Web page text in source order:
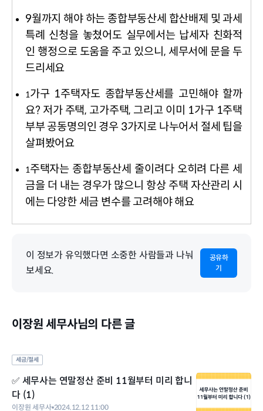
9월까지 해야 하는 종합부동산세 합산배제 및 과세
특례 신청을 놓쳤어도 실무에서는 납세자 친화적
인 행정으로 도움을 주고 있으니 , 세무서에 문을 두
드리세요
1가구 1주택자도 종합부동산세를 고민해야 할까
요? 저가 주택, 고가주택, 그리고 이미 1가구 1주택
부부 공동명의인 경우 3가지로 나누어서 절세 팁을
살펴봤어요
1주택자는 종합부동산세 줄이려다 오히려 다른 세
금을 더 내는 경우가 많으니 항상 주택 자산관리 시
에는 다양한 세금 변수를 고려해야 해요
이 정보가 유익했다면 소중한 사람들과 나눠
보세요.
공유하
기
이장원 세무사님의 다른 글
세금/절세
✅ 세무사는 연말정산 준비 11월부터 미리 합니
다 (1)
이장원 세무사 2024.12.12 11:00